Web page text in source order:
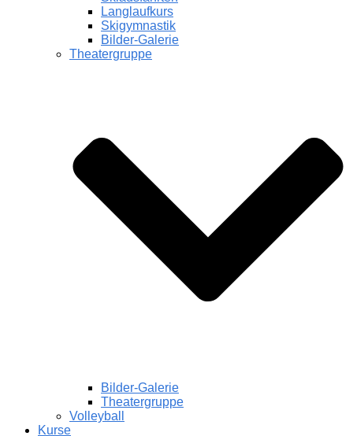
Langlaufkurs
Skigymnastik
Bilder-Galerie
Theatergruppe
Bilder-Galerie
Theatergruppe
Volleyball
Kurse